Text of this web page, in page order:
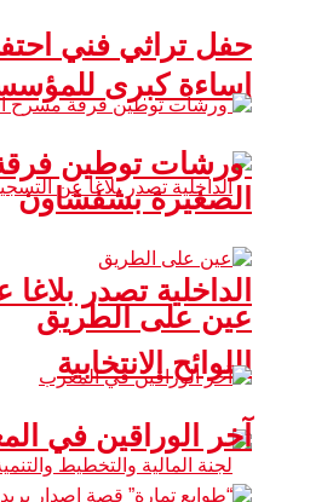
إساءة كبرى
الداخلية تصدر
اللوائح الانتخابية
حفل تراثي فني
ورشات توطين
الصغيرة بشفشاون
عين على الطريق
آخر الوراقين في